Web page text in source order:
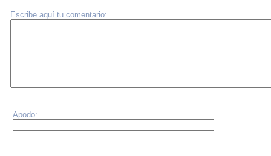
Escribe aquí tu comentario:
Apodo: